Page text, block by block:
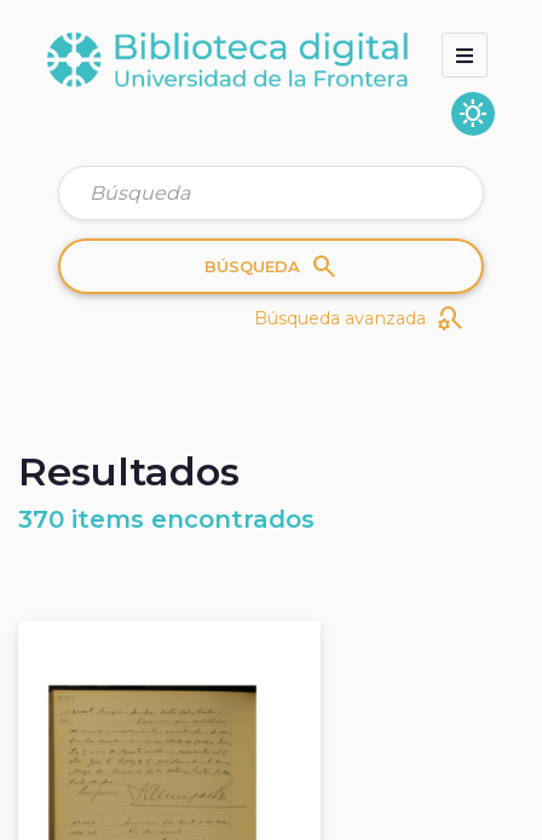
sunny
Colecciones
Quienes somos
BÚSQUEDA search
Búsqueda avanzada search_gear
Resultados
370 items encontrados